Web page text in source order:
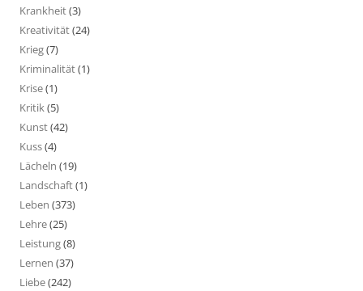
Krankheit(3)
Kreativität(24)
Krieg(7)
Kriminalität(1)
Krise(1)
Kritik(5)
Kunst(42)
Kuss(4)
Lächeln (19)
Landschaft(1)
Leben (373)
Lehre(25)
Leistung(8)
Lernen (37)
Liebe(242)